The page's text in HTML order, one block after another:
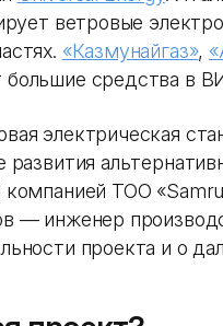
ветровые
«Казмунайгаз»,
средства в
электрическая
развития
компанией ТОО
— инженер
проекта и о